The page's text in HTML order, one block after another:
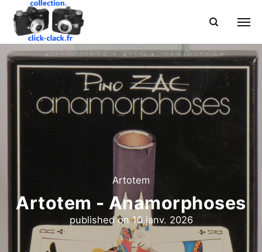
Artotem
Artotem - Anamorphoses
published on10 janv. 2026